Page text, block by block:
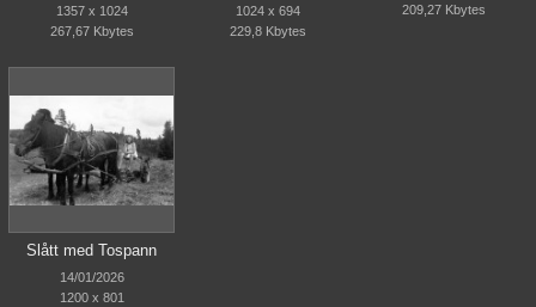
1357 x 1024
267,67 Kbytes
1024 x 694
229,8 Kbytes
209,27 Kbytes
Slått med Tospann
14/01/2026
1200 x 801